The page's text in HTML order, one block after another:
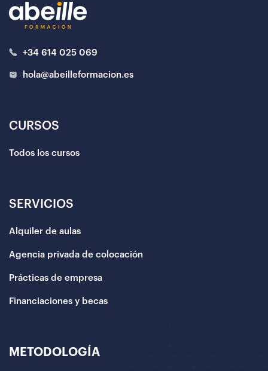
+34 614 025 069
hola@abeilleformacion.es
CURSOS
Todos los cursos
SERVICIOS
Alquiler de aulas
Agencia privada de colocación
Prácticas de empresa
Financiaciones y becas
METODOLOGÍA